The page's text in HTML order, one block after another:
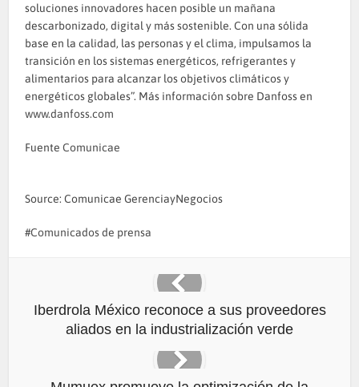
soluciones innovadores hacen posible un mañana
descarbonizado, digital y más sostenible. Con una sólida
base en la calidad, las personas y el clima, impulsamos la
transición en los sistemas energéticos, refrigerantes y
alimentarios para alcanzar los objetivos climáticos y
energéticos globales”. Más información sobre Danfoss en
www.danfoss.com
FuenteComunicae
Source: Comunicae GerenciayNegocios
Comunicados de prensa
Iberdrola México reconoce a sus proveedores
aliados en la industrialización verde